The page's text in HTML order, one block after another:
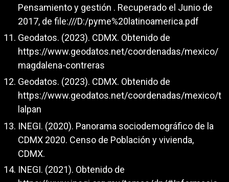
Pensamiento y gestión . Recuperado el Junio de
2017, de file:///D:/pyme%20latinoamerica.pdf
Geodatos. (2023). CDMX. Obtenido de
https://www.geodatos.net/coordenadas/mexico/
magdalena-contreras
Geodatos. (2023). CDMX. Obtenido de
https://www.geodatos.net/coordenadas/mexico/t
lalpan
INEGI. (2020). Panorama sociodemográfico de la
CDMX 2020. Censo de Población y vivienda,
CDMX.
INEGI. (2021). Obtenido de